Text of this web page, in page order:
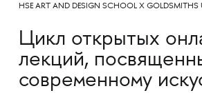
HSE ART AND DESIGN SCHOOL Х GOLDSMITHS
Цикл открытых
лекций,
современному